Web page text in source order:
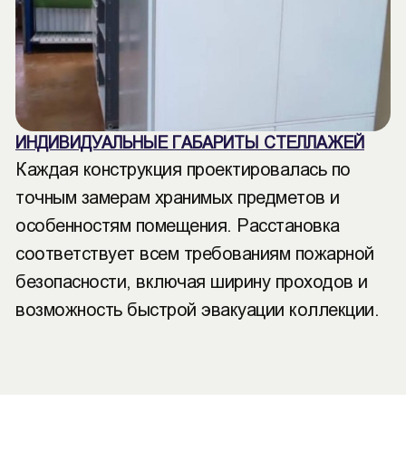
ИНДИВИДУАЛЬНЫЕ ГАБАРИТЫ СТЕЛЛАЖЕЙ
Каждая конструкция проектировалась по
точным замерам хранимых предметов и
особенностям помещения. Расстановка
соответствует всем требованиям пожарной
безопасности, включая ширину проходов и
возможность быстрой эвакуации коллекции.